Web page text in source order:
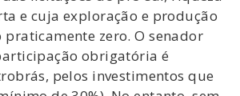
e cuja exploração e produção
praticamente zero. O senador
obrigatória é
pelos investimentos que